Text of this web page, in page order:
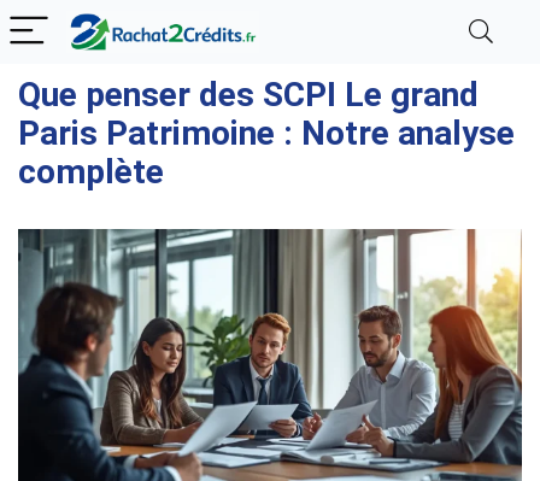
Que penser des SCPI Le grand
Paris Patrimoine​ : Notre analyse
complète